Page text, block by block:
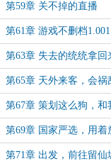
第59章 关不掉的直播
第61章 游戏不删档
新
第63章 失去的统统拿回
第65章 天外来客，会祸
第67章 策划这么狗，和
符合
第69章 国家严选，用着
第71章 出发，前往留仙